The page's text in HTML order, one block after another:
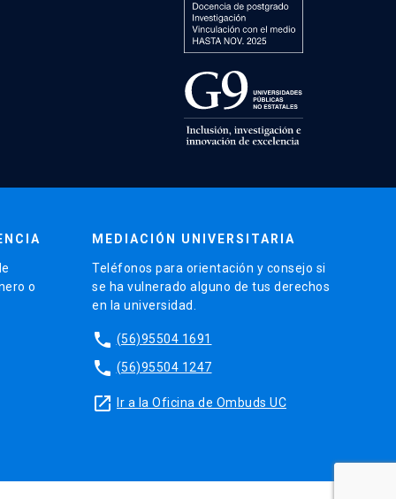
o
MEDIACIÓN UNIVERSITARIA
Teléfonos para orientación y consejo si
se ha vulnerado alguno de tus derechos
en la universidad.
phone (56)95504 1691
phone (56)95504 1247
launch Ir a la Oficina de Ombuds UC